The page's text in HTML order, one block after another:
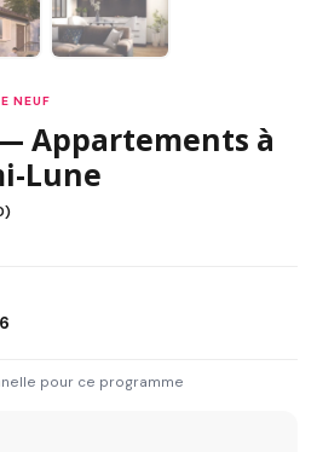
NEUF
— Appartements à
Lune
pour ce programme